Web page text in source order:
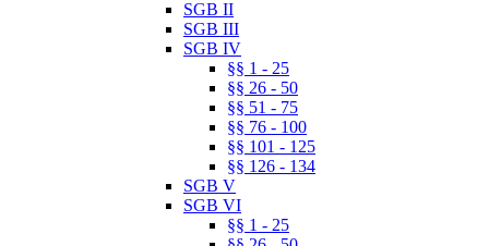
SGB II
SGB III
SGB IV
§§ 1 - 25
§§ 26 - 50
§§ 51 - 75
§§ 76 - 100
§§ 101 - 125
§§ 126 - 134
SGB V
SGB VI
§§ 1 - 25